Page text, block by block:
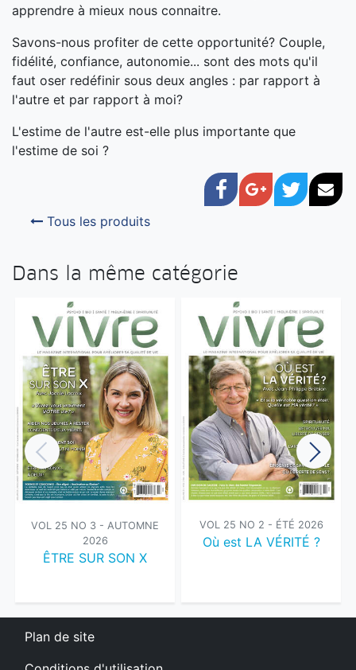
apprendre à mieux nous connaitre.
Savons-nous profiter de cette opportunité? Couple,
fidélité, confiance, autonomie... sont des mots qu'il
faut oser redéfinir sous deux angles : par rapport à
l'autre et par rapport à moi?
L'estime de l'autre est-elle plus importante que
l'estime de soi ?
Facebook
Google+
Twitter
Tous les produits
Dans la même catégorie
VOL 25 NO 3 - AUTOMNE
2026
ÊTRE SUR SON X
VOL 25 NO 2 - ÉTÉ 2026
Où est LA VÉRITÉ ?
Plan de site